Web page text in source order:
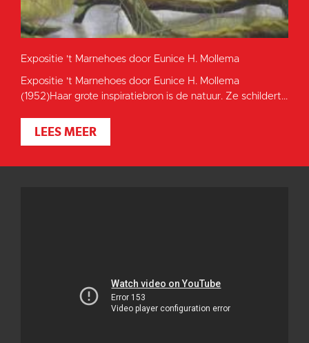
Expositie 't Marnehoes door Eunice H. Mollema
Expositie 't Marnehoes door Eunice H. Mollema
(1952)Haar grote inspiratiebron is de natuur. Ze schildert...
LEES MEER